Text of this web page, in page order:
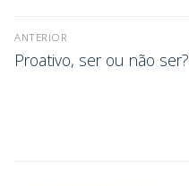
ANTERIOR
Proativo, ser ou não ser?